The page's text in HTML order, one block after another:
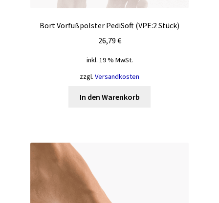
Bort Vorfußpolster PediSoft (VPE:2 Stück)
26,79 €
inkl. 19 % MwSt.
zzgl. Versandkosten
In den Warenkorb